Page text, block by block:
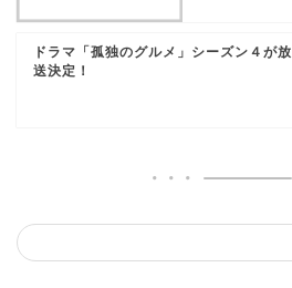
ドラマ「孤独のグルメ」シーズン４が放
送決定！